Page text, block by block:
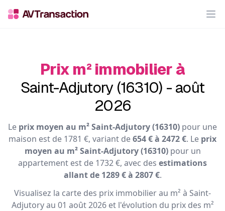
Prix m² immobilier à
Saint-Adjutory (16310) - août
2026
Le prix moyen au m² Saint-Adjutory (16310) pour une
maison est de 1781 €, variant de654 € à 2472 €. Le prix
moyen au m² Saint-Adjutory (16310)pour un
appartement est de 1732 €, avec des estimations
allant de 1289 € à 2807 €.
Visualisez la carte des prix immobilier au m² à Saint-
Adjutory au 01 août 2026 et l'évolution du prix des m²